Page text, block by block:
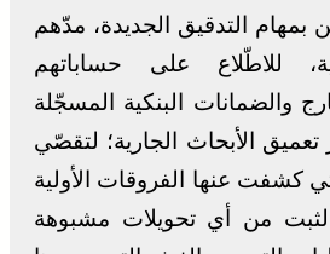
بمهام التدقيق الجديدة، مدّهم
للاطّلاع على حساباتهم
والضمانات البنكية المسجّلة
الأبحاث الجارية؛ لتقصّي
كشفت عنها الفروقات الأولية
من أي تحويلات مشبوهة